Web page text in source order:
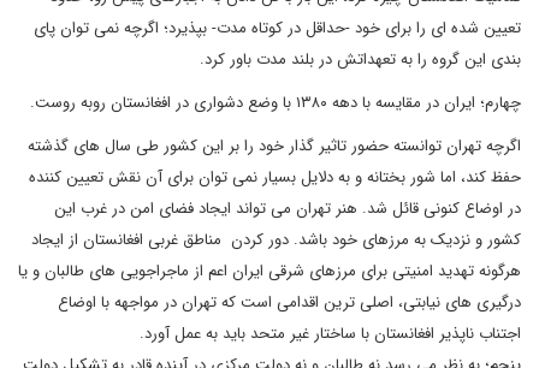
تعیین شده ای را برای خود -حداقل در کوتاه مدت- بپذیرد؛ اگرچه نمی توان پای
بندی این گروه را به تعهداتش در بلند مدت باور کرد.
چهارم؛ ایران در مقایسه با دهه ۱۳۸۰ با وضع دشواری در افغانستان روبه روست.
اگرچه تهران توانسته حضور تاثیر گذار خود را بر این کشور طی سال های گذشته
حفظ کند، اما شور بختانه و به دلایل بسیار نمی توان برای آن نقش تعیین کننده
در اوضاع کنونی قائل شد. هنر تهران می تواند ایجاد فضای امن در غرب این
کشور و نزدیک به مرزهای خود باشد. دور کردن مناطق غربی افغانستان از ایجاد
هرگونه تهدید امنیتی برای مرزهای شرقی ایران اعم از ماجراجویی های طالبان و یا
درگیری های نیابتی، اصلی ترین اقدامی است که تهران در مواجهه با اوضاع
اجتناب ناپذیر افغانستان با ساختار غیر متحد باید به عمل آورد.